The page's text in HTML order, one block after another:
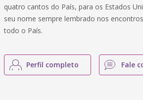
quatro cantos do País, para os Estados
seu nome sempre lembrado nos
todo o País.
Perfil completo Fale